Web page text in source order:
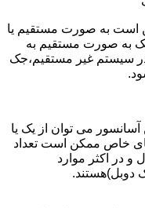
است به صورت مستقیم یا
به صورت مستقیم به
سیستم غیر مستقیم،جک
آسانسور می توان از یک یا
خاص ممکن است تعداد
و در اکثر موارد
دوبل)هستند.